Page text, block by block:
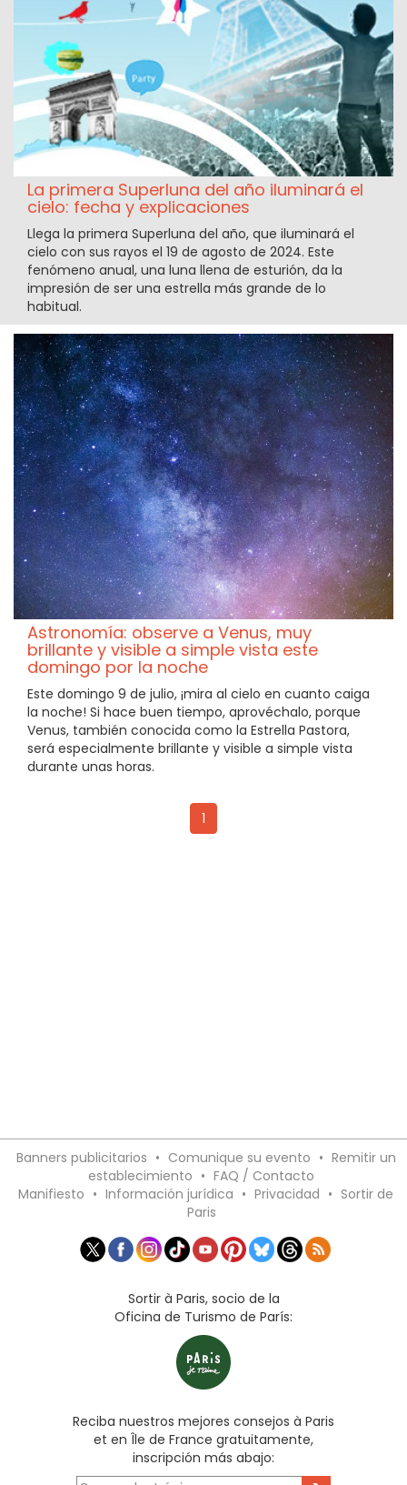
La primera Superluna del año iluminará el
cielo: fecha y explicaciones
Llega la primera Superluna del año, que iluminará el
cielo con sus rayos el 19 de agosto de 2024. Este
fenómeno anual, una luna llena de esturión, da la
impresión de ser una estrella más grande de lo
habitual.
Astronomía: observe a Venus, muy
brillante y visible a simple vista este
domingo por la noche
Este domingo 9 de julio, ¡mira al cielo en cuanto caiga
la noche! Si hace buen tiempo, aprovéchalo, porque
Venus, también conocida como la Estrella Pastora,
será especialmente brillante y visible a simple vista
durante unas horas.
1
Banners publicitarios • Comunique su evento • Remitir un
establecimiento • FAQ / Contacto
Manifiesto • Información jurídica • Privacidad • Sortir de
Paris
Sortir à Paris, socio de la
Oficina de Turismo de París:
Reciba nuestros mejores consejos à Paris
et en Île de France gratuitamente,
inscripción más abajo: